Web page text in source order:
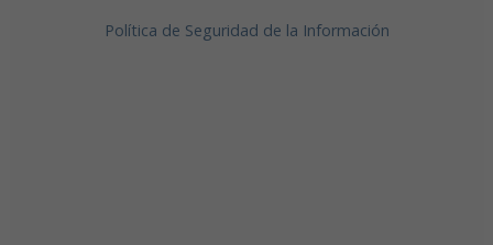
Política de Seguridad de la Información